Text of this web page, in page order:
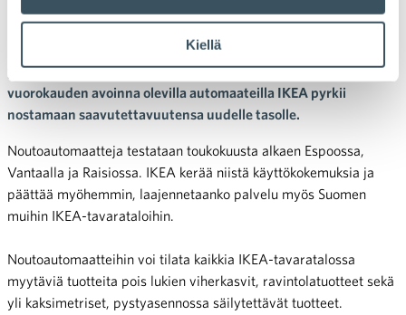
Kiellä
IKEA Suomi ottaa käyttöön noutoautomaatit tavaratalojensa
yhteydessä Espoossa, Vantaalla ja Raisiossa. Ympäri
vuorokauden avoinna olevilla automaateilla IKEA pyrkii
nostamaan saavutettavuutensa uudelle tasolle.
Noutoautomaatteja testataan toukokuusta alkaen Espoossa,
Vantaalla ja Raisiossa. IKEA kerää niistä käyttökokemuksia ja
päättää myöhemmin, laajennetaanko palvelu myös Suomen
muihin IKEA-tavarataloihin.
Noutoautomaatteihin voi tilata kaikkia IKEA-tavaratalossa
myytäviä tuotteita pois lukien viherkasvit, ravintolatuotteet sekä
yli kaksimetriset, pystyasennossa säilytettävät tuotteet.